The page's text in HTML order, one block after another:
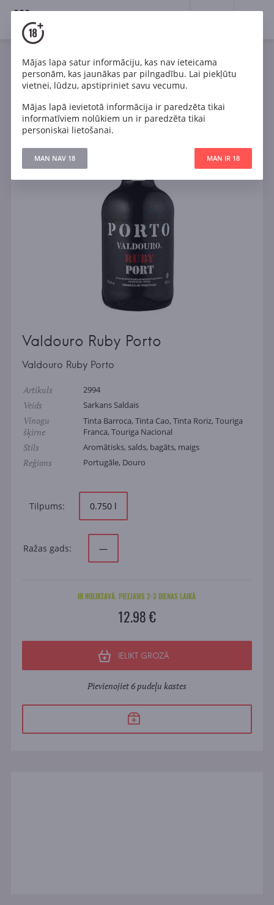
18+
Vīns Sarkans Saldais
Portugāle
Valdouro Ruby Porto
Valdouro Ruby Porto
Valdouro Ruby Porto
Artikuls 2994
Veids Sarkans Saldais
Vīnogu
šķirne
Tinta Barroca, Tinta Cao, Tinta Roriz, Touriga
Franca, Touriga Nacional
Stils Aromātisks, salds, bagāts, maigs
Reģions Portugāle, Douro
Tilpums: 0.750 l
Ražas gads: —
IR NOLIKTAVĀ. PIEEJAMS 2-3 DIENAS LAIKĀ
12.98 €
IELIKT GROZĀ
Pievienojiet 6 pudeļu kastes
Mājas lapa satur informāciju, kas nav ieteicama
personām, kas jaunākas par pilngadību. Lai piekļūtu
vietnei, lūdzu, apstipriniet savu vecumu.
Mājas lapā ievietotā informācija ir paredzēta tikai
informatīviem nolūkiem un ir paredzēta tikai
personiskai lietošanai.
MAN NAV 18 MAN IR 18